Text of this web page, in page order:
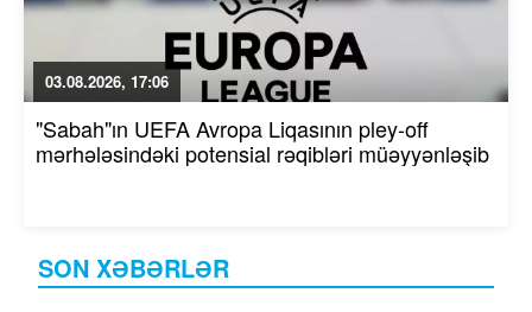
SON XƏBƏRLƏR
03.08.2026, 17:06
"Sabah"ın UEFA Avropa Liqasının pley-off
mərhələsindəki potensial rəqibləri müəyyənləşib